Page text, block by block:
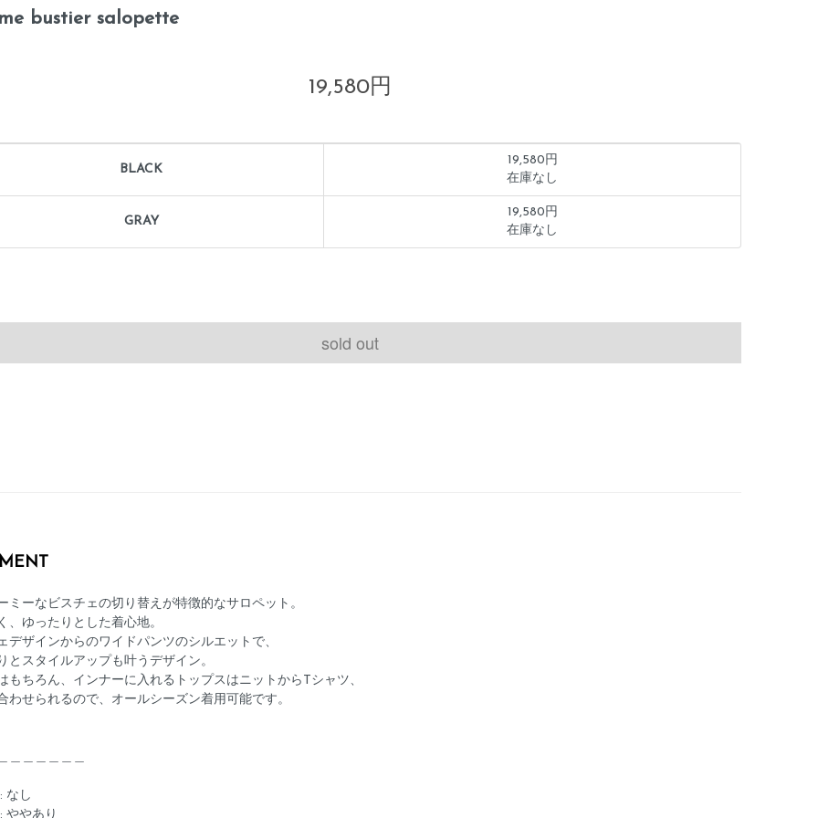
bustier salopette
19,580円
BLACK
19,580円
在庫なし
GRAY
19,580円
在庫なし
sold out
ミーなビスチェの切り替えが特徴的なサロペット。
、ゆったりとした着心地。
デザインからのワイドパンツのシルエットで、
とスタイルアップも叶うデザイン。
もちろん、インナーに入れるトップスはニットからTシャツ、
わせられるので、オールシーズン着用可能です。
なし
ややあり